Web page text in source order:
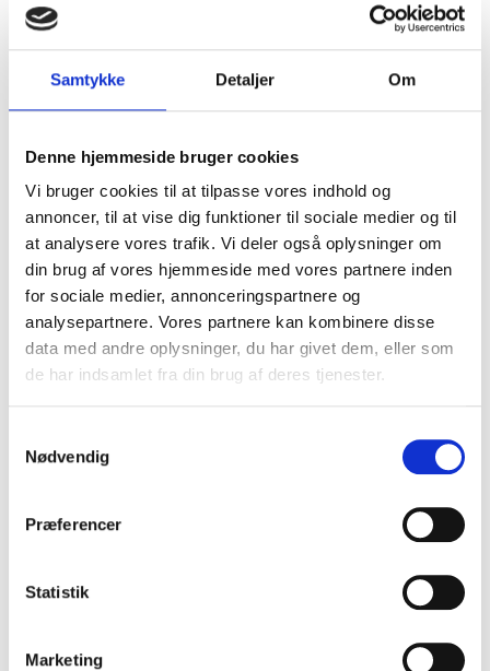
Samtykke Detaljer Om
Denne hjemmeside bruger cookies
Vi bruger cookies til at tilpasse vores indhold og
annoncer, til at vise dig funktioner til sociale medier og til
at analysere vores trafik. Vi deler også oplysninger om
din brug af vores hjemmeside med vores partnere inden
for sociale medier, annonceringspartnere og
analysepartnere. Vores partnere kan kombinere disse
data med andre oplysninger, du har givet dem, eller som
de har indsamlet fra din brug af deres tjenester.
Nødvendig
Præferencer
Statistik
Marketing